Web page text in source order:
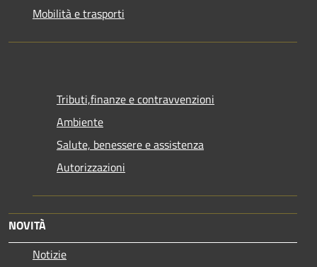
Mobilità e trasporti
Tributi,finanze e contravvenzioni
Ambiente
Salute, benessere e assistenza
Autorizzazioni
NOVITÀ
Notizie